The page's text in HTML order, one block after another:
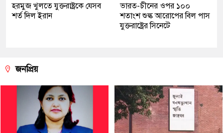
হরমুজ খুলতে যুক্তরাষ্ট্রকে যেসব
শর্ত দিল ইরান
ভারত-চীনের ওপর ১০০
শতাংশ শুল্ক আরোপের বিল পাস
যুক্তরাষ্ট্রের সিনেটে
জনপ্রিয়